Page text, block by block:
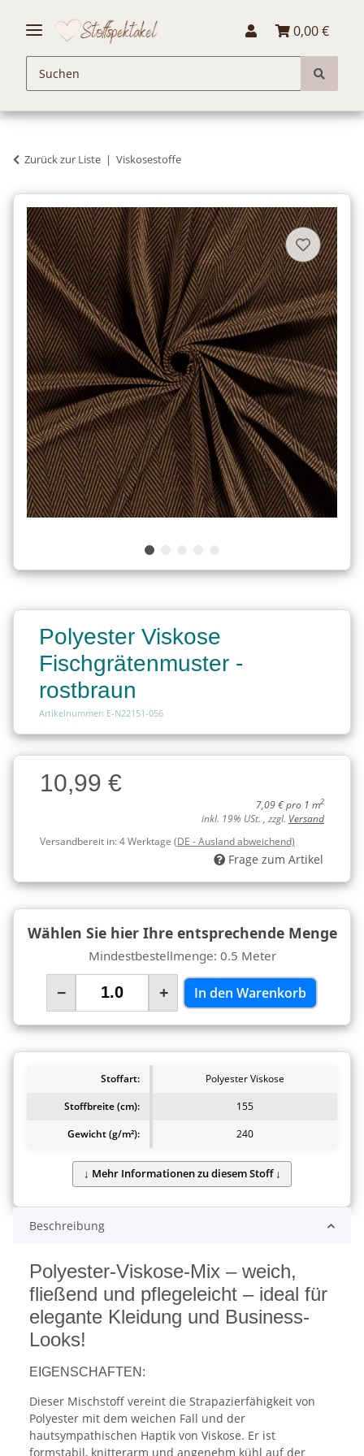
0,00 €
Zurück zur Liste Viskosestoffe
Polyester Viskose
Fischgrätenmuster -
rostbraun
Artikelnummer: E-N22151-056
Charge
Charge10,99 €
7,09 € pro 1 m2
inkl. 19% USt. , zzgl. Versand
Versandbereit in:4 Werktage (DE - Ausland abweichend)
Frage zum Artikel
Wählen Sie hier Ihre entsprechende Menge
Mindestbestellmenge: 0.5 Meter
− + In den Warenkorb
Stoffart:
Polyester Viskose
Stoffbreite (cm):
155
Gewicht (g/m²):
240
Beschreibung
Polyester-Viskose-Mix – weich,
fließend und pflegeleicht – ideal für
elegante Kleidung und Business-
Looks!
EIGENSCHAFTEN:
Dieser Mischstoff vereint die Strapazierfähigkeit von
Polyester mit dem weichen Fall und der
hautsympathischen Haptik von Viskose. Er ist
formstabil, knitterarm und angenehm kühl auf der